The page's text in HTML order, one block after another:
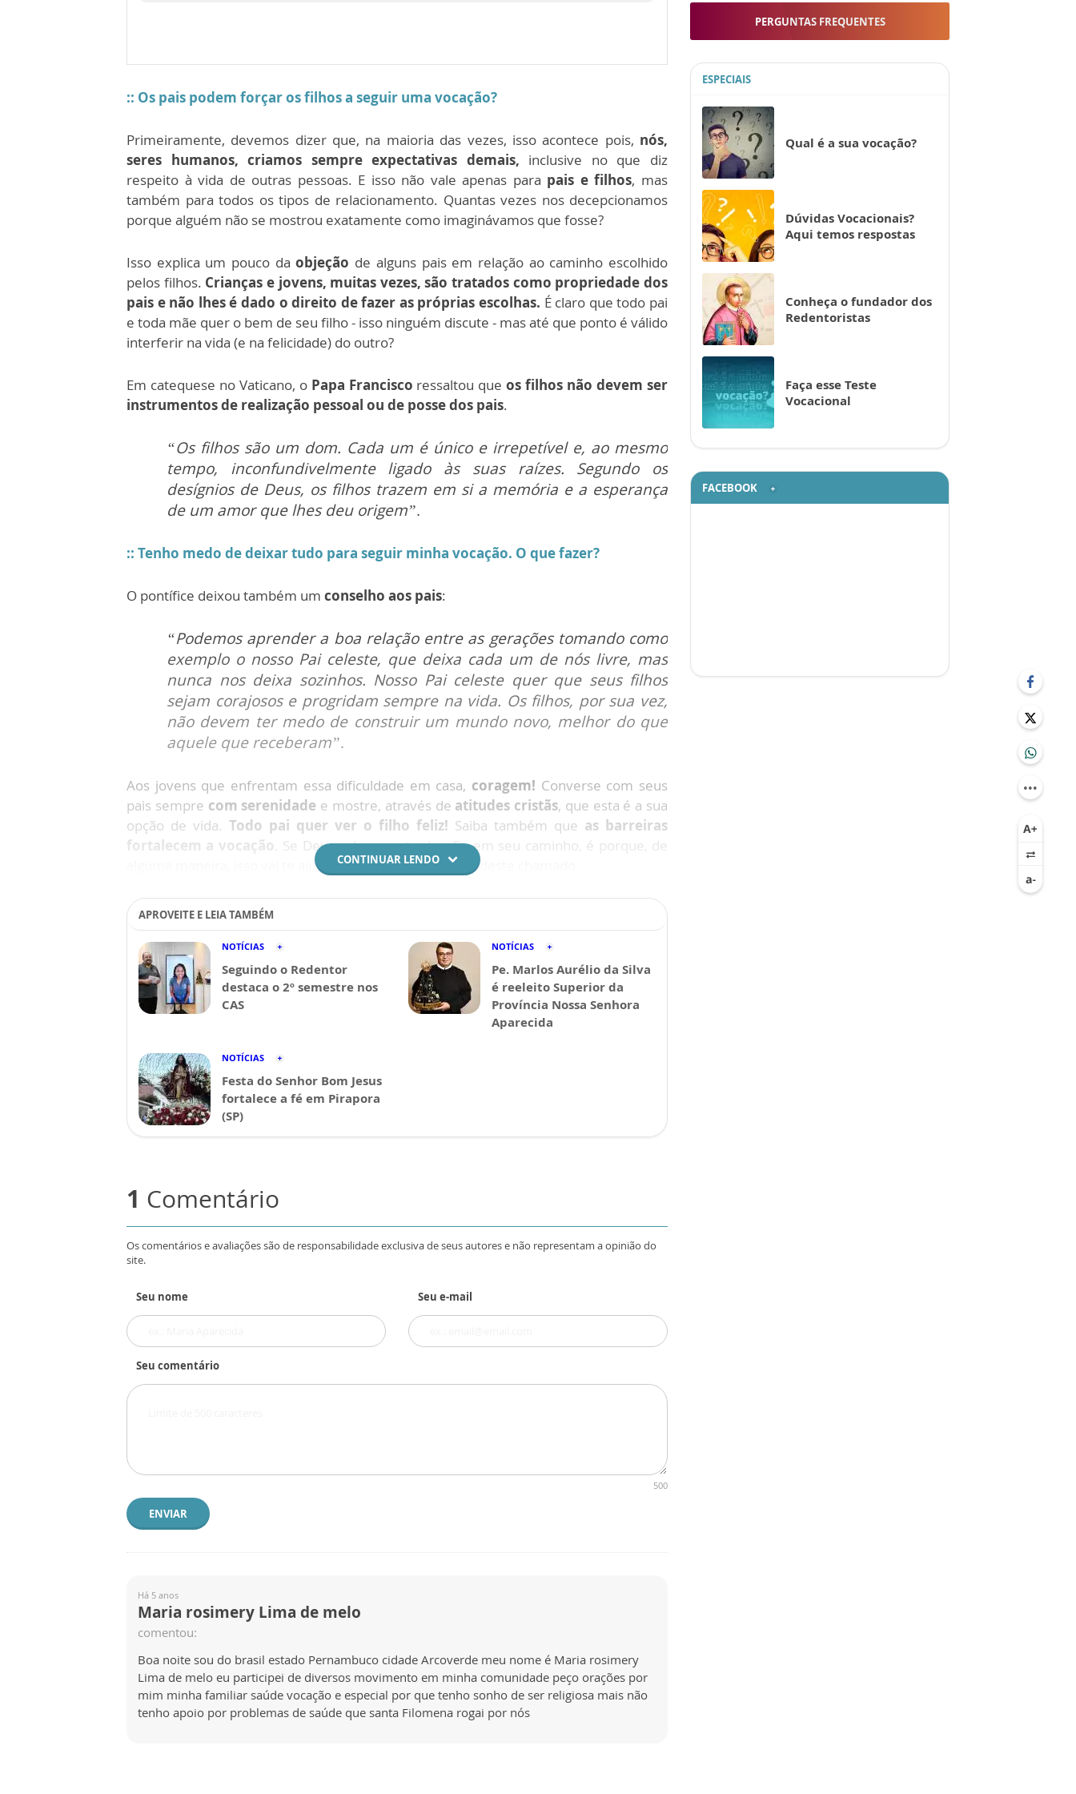
:: Os pais podem forçar os filhos a seguir uma vocação?
Primeiramente, devemos dizer que, na maioria das vezes, isso acontece pois, nós,
seres humanos, criamos sempre expectativas demais, inclusive no que diz
respeito à vida de outras pessoas. E isso não vale apenas para pais e filhos, mas
também para todos os tipos de relacionamento. Quantas vezes nos decepcionamos
porque alguém não se mostrou exatamente como imaginávamos que fosse?
Isso explica um pouco daobjeção de alguns pais em relação ao caminho escolhido
pelos filhos. Crianças e jovens, muitas vezes, são tratados como propriedade dos
pais e não lhes é dado o direito de fazer as próprias escolhas. É claro que todo pai
e toda mãe quer o bem de seu filho - isso ninguém discute - mas até que ponto é válido
interferir na vida (e na felicidade) do outro?
Em catequese no Vaticano, o Papa Francisco ressaltou queos filhos não devem ser
instrumentos de realização pessoal ou de posse dos pais.
“Os filhos são um dom. Cada um é único e irrepetível e, ao mesmo
tempo, inconfundivelmente ligado às suas raízes. Segundo os
desígnios de Deus, os filhos trazem em si a memória e a esperança
de um amor que lhes deu origem”.
:: Tenho medo de deixar tudo para seguir minha vocação. O que fazer?
O pontífice deixou também um conselho aos pais:
“Podemos aprender a boa relação entre as gerações tomando como
exemplo o nosso Pai celeste, que deixa cada um de nós livre, mas
nunca nos deixa sozinhos. Nosso Pai celeste quer que seus filhos
sejam corajosos e progridam sempre na vida. Os filhos, por sua vez,
não devem ter medo de construir um mundo novo, melhor do que
aquele que receberam”.
Aos jovens que enfrentam essa dificuldade em casa, coragem! Converse com seus
pais sempre com serenidade e mostre, através de atitudes cristãs, que esta é a sua
opção de vida. Todo pai quer ver o filho feliz! Saiba também que as barreiras
fortalecem a vocação . Se Deus colocou este desafio em seu caminho, é porque, de
alguma maneira, isso vai te ajudar aamadurecerdiante deste chamado.
CONTINUAR LENDO
APROVEITE E LEIA TAMBÉM
NOTÍCIAS
Seguindo o Redentor
destaca o 2º semestre nos
CAS
NOTÍCIAS
Pe. Marlos Aurélio da Silva
é reeleito Superior da
Província Nossa Senhora
Aparecida
NOTÍCIAS
Festa do Senhor Bom Jesus
fortalece a fé em Pirapora
(SP)
1 Comentário
Os comentários e avaliações são de responsabilidade exclusiva de seus autores e não representam a opinião do
site.
Seu nome Seu e-mail
Seu comentário
500
ENVIAR
Há 5 anos
Maria rosimery Lima de melo
comentou:
Boa noite sou do brasil estado Pernambuco cidade Arcoverde meu nome é Maria rosimery
Lima de melo eu participei de diversos movimento em minha comunidade peço orações por
mim minha familiar saúde vocação e especial por que tenho sonho de ser religiosa mais não
tenho apoio por problemas de saúde que santa Filomena rogai por nós
PERGUNTAS FREQUENTES
ESPECIAIS
Qual é a sua vocação?
Dúvidas Vocacionais?
Aqui temos respostas
Conheça o fundador dos
Redentoristas
Faça esse Teste
Vocacional
FACEBOOK